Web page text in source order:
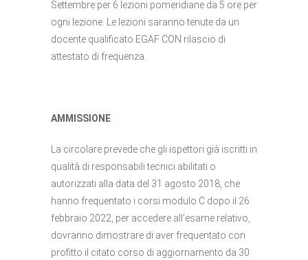
Settembre per 6 lezioni pomeridiane da 5 ore per
ogni lezione. Le lezioni saranno tenute da un
docente qualificato EGAF CON rilascio di
attestato di frequenza.
AMMISSIONE
La circolare prevede che gli ispettori già iscritti in
qualità di responsabili tecnici abilitati o
autorizzati alla data del 31 agosto 2018, che
hanno frequentato i corsi modulo C dopo il 26
febbraio 2022, per accedere all’esame relativo,
dovranno dimostrare di aver frequentato con
profitto il citato corso di aggiornamento da 30